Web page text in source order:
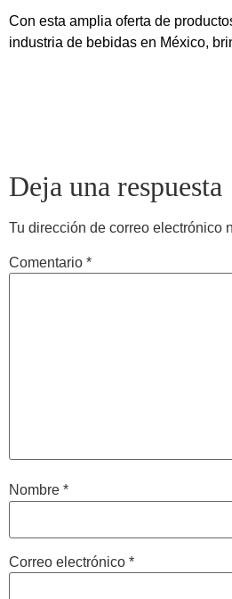
Con esta amplia oferta de
industria de bebidas en México,
Deja una respuesta
Tu dirección de correo electrónico
Comentario *
Nombre *
Correo electrónico *